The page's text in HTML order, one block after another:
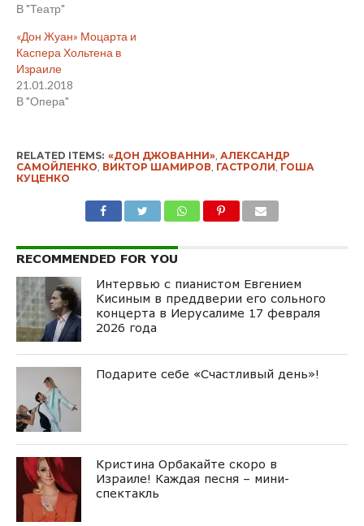
В "Театр"
«Дон Жуан» Моцарта и
Каспера Хольтена в
Израиле
21.01.2018
В "Опера"
RELATED ITEMS: «ДОН ДЖОВАННИ», АЛЕКСАНДР
САМОЙЛЕНКО ВИКТОР ШАМИРОВ ГАСТРОЛИ ГОША
КУЦЕНКО
RECOMMENDED FOR YOU
Интервью с пианистом Евгением
Кисиным в преддверии его сольного
концерта в Иерусалиме 17 февраля
2026 года
Подарите себе «Счастливый день»!
Кристина Орбакайте скоро в
Израиле! Каждая песня – мини-
спектакль